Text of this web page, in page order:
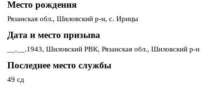
Место рождения
Рязанская обл., Шиловский р-н, с. Ирицы
Дата и место призыва
__.__.1943, Шиловский РВК, Рязанская обл., Шиловский р-н
Последнее место службы
49 сд